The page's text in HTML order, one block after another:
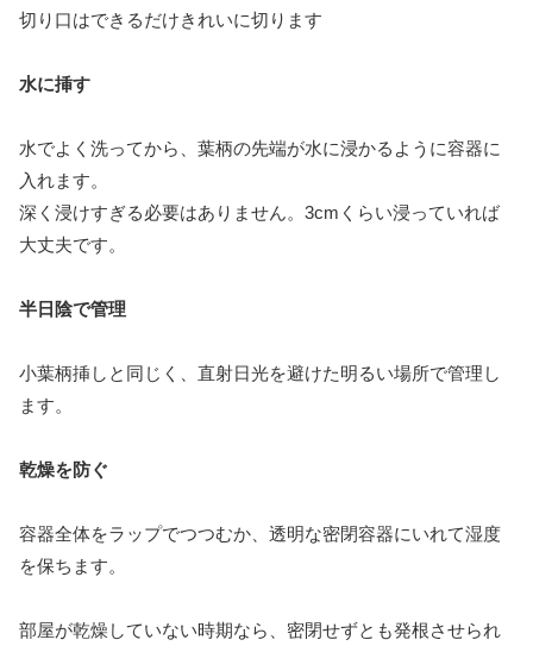
切り口はできるだけきれいに切ります
水に挿す
水でよく洗ってから、葉柄の先端が水に浸かるように容器に
入れます。
深く浸けすぎる必要はありません。3cmくらい浸っていれば
大丈夫です。
半日陰で管理
小葉柄挿しと同じく、直射日光を避けた明るい場所で管理し
ます。
乾燥を防ぐ
容器全体をラップでつつむか、透明な密閉容器にいれて湿度
を保ちます。
部屋が乾燥していない時期なら、密閉せずとも発根させられ